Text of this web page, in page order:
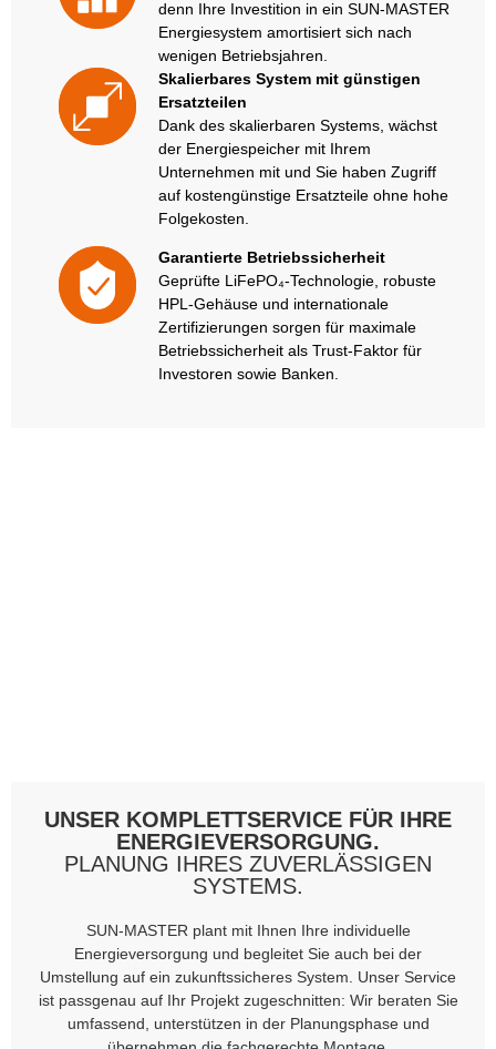
denn Ihre Investition in ein SUN-MASTER
Energiesystem amortisiert sich nach
wenigen Betriebsjahren.
Skalierbares System mit günstigen
Ersatzteilen
Dank des skalierbaren Systems, wächst
der Energiespeicher mit Ihrem
Unternehmen mit und Sie haben Zugriff
auf kostengünstige Ersatzteile ohne hohe
Folgekosten.
Garantierte Betriebssicherheit
Geprüfte LiFePO₄-Technologie, robuste
HPL-Gehäuse und internationale
Zertifizierungen sorgen für maximale
Betriebssicherheit als Trust-Faktor für
Investoren sowie Banken.
UNSER KOMPLETTSERVICE FÜR IHRE
ENERGIEVERSORGUNG.
PLANUNG IHRES ZUVERLÄSSIGEN
SYSTEMS.
SUN-MASTER plant mit Ihnen Ihre individuelle
Energieversorgung und begleitet Sie auch bei der
Umstellung auf ein zukunftssicheres System. Unser Service
ist passgenau auf Ihr Projekt zugeschnitten: Wir beraten Sie
umfassend, unterstützen in der Planungsphase und